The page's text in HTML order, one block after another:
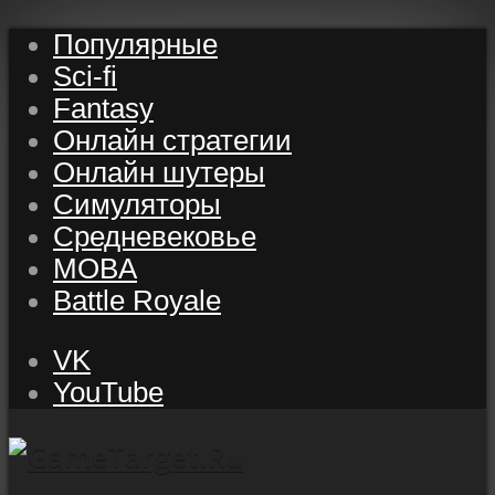
Популярные
Sci-fi
Fantasy
Онлайн стратегии
Онлайн шутеры
Симуляторы
Средневековье
MOBA
Battle Royale
VK
YouTube